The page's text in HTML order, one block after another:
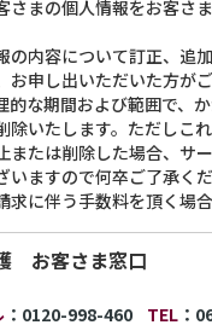
さまの個人情報をお客さ
の内容について訂正、追
お申し出いただいた方が
的な期間および範囲で、
除いたします。ただしこ
または削除した場合、サ
いますので何卒ご了承く
に伴う手数料を頂く場合
お客さま窓口
：0120-998-460 TEL ：